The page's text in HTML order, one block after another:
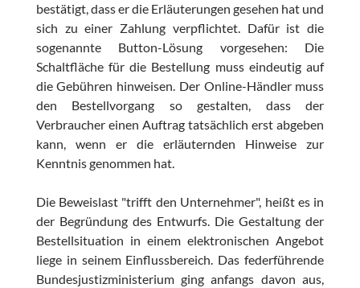
bestätigt, dass er die Erläuterungen gesehen hat und
sich zu einer Zahlung verpflichtet. Dafür ist die
sogenannte Button-Lösung vorgesehen: Die
Schaltfläche für die Bestellung muss eindeutig auf
die Gebühren hinweisen. Der Online-Händler muss
den Bestellvorgang so gestalten, dass der
Verbraucher einen Auftrag tatsächlich erst abgeben
kann, wenn er die erläuternden Hinweise zur
Kenntnis genommen hat.
Die Beweislast "trifft den Unternehmer", heißt es in
der Begründung des Entwurfs. Die Gestaltung der
Bestellsituation in einem elektronischen Angebot
liege in seinem Einflussbereich. Das federführende
Bundesjustizministerium ging anfangs davon aus,